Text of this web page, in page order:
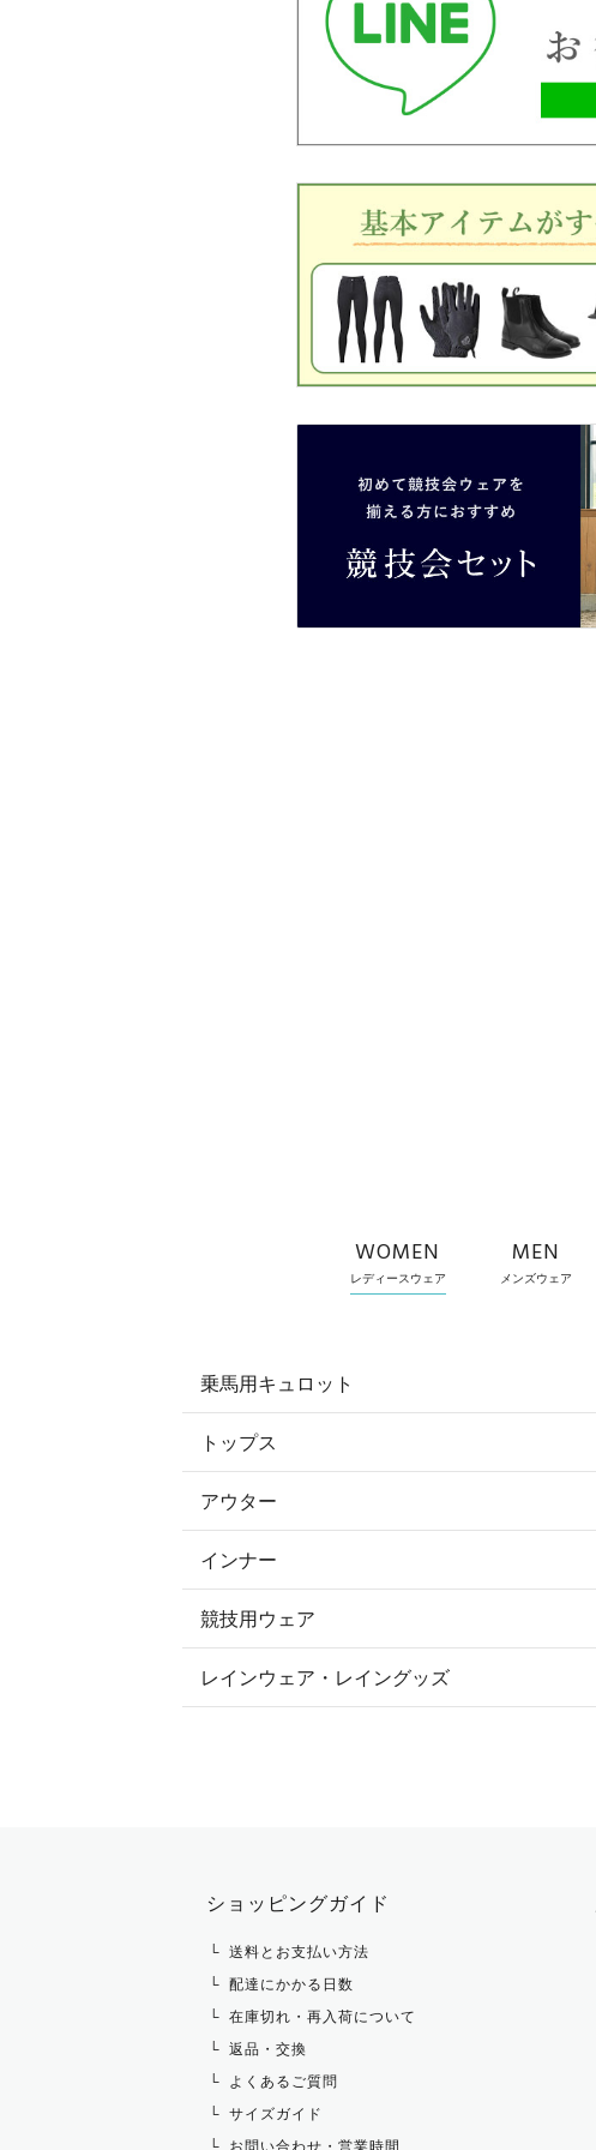
WOMEN
レディースウェア
MEN
メンズウェア
乗馬用キュロット
すべてのキュロット
フルグリップ・尻革 キュロット
ニーグリップ・膝革 キュロット
トップス
すべてのトップス
ポロシャツ
カットソー・Tシャツ・タンクトップ
その他 トップス
アウター
すべてのアウター
コート
ジャケット・ブルゾン
インナー
競技用ウェア
すべての競技用ウェア
レインウェア・レイングッズ
ショッピングガイド
送料とお支払い方法
配達にかかる日数
在庫切れ・再入荷について
返品・交換
よくあるご質問
サイズガイド